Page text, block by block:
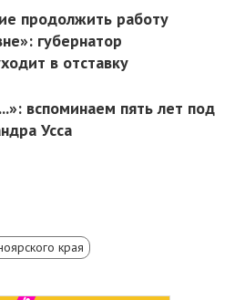
продолжить работу
губернатор
в отставку
вспоминаем пять лет под
Усса
края